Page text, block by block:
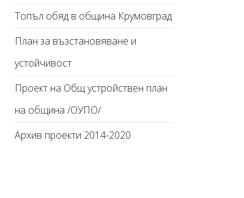
Топъл обяд в община Крумовград
План за възстановяване и
устойчивост
Проект на Общ устройствен план
на община /ОУПО/
Архив проекти 2014-2020